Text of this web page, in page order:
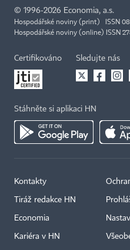
© 1996-2026 Economia, a.s.
Hospodářské noviny (print) ISSN
Hospodářské noviny (online) ISSN
Certifikováno Sledujte nás
Stáhněte si aplikaci HN
Kontakty
Tiráž redakce HN
Economia
Kariéra v HN